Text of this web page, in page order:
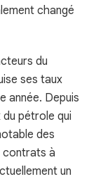
changé
du
ses taux
année. Depuis
pétrole qui
des
contrats à
un